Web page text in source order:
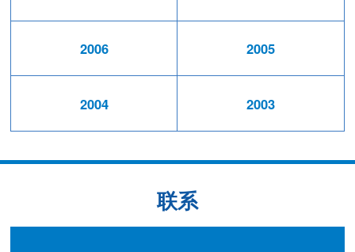
2006 2005
2004 2003
联系